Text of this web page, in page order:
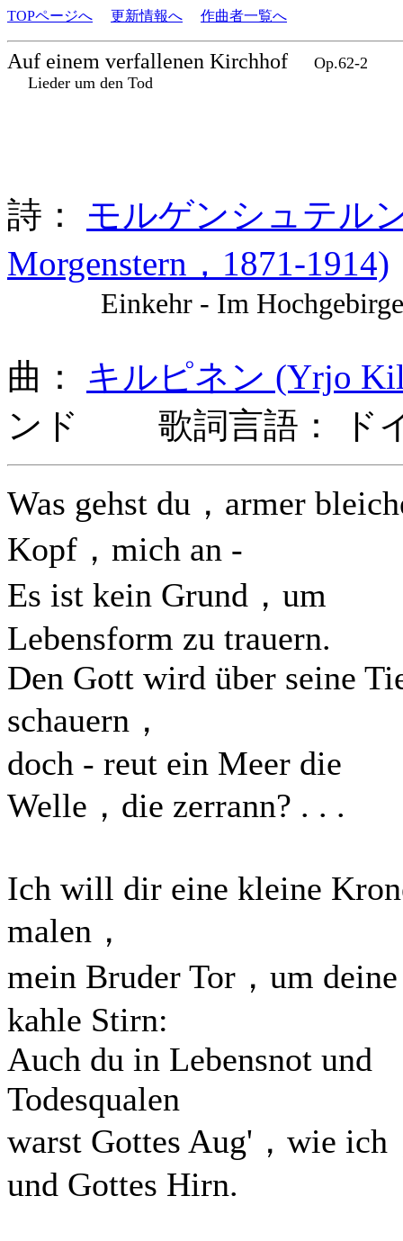
TOPページへ 更新情報へ 作曲者一覧へ
Auf einem verfallenen Kirchhof
Op.62-2
Lieder um den Tod
詩： モルゲンシュテル
Morgenstern，1871-1914)
Einkehr - Im Hochgebirge
曲： キルピネン (Yrjo
ンド 歌詞言語： ド
Was gehst du，armer
Kopf，mich an -
Es ist kein Grund，um
Lebensform zu trauern.
Den Gott wird über seine
schauern，
doch - reut ein Meer die
Welle，die zerrann? . . .
Ich will dir eine kleine
malen，
mein Bruder Tor，um deine
kahle Stirn:
Auch du in Lebensnot und
Todesqualen
warst Gottes Aug'，wie ich
und Gottes Hirn.